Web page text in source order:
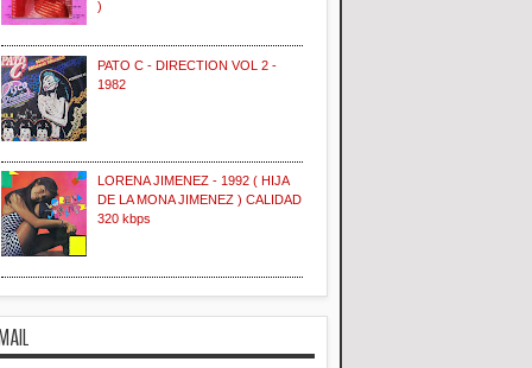
)
PATO C - DIRECTION VOL 2 -
1982
LORENA JIMENEZ - 1992 ( HIJA
DE LA MONA JIMENEZ ) CALIDAD
320 kbps